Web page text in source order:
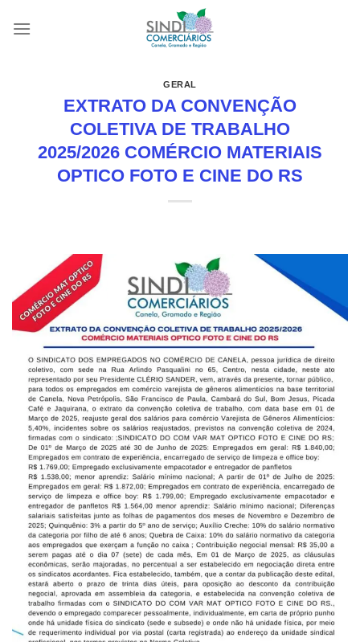
GERAL
EXTRATO DA CONVENÇÃO
COLETIVA DE TRABALHO
2025/2026 COMÉRCIO MATERIAIS
OPTICO FOTO E CINE DO RS